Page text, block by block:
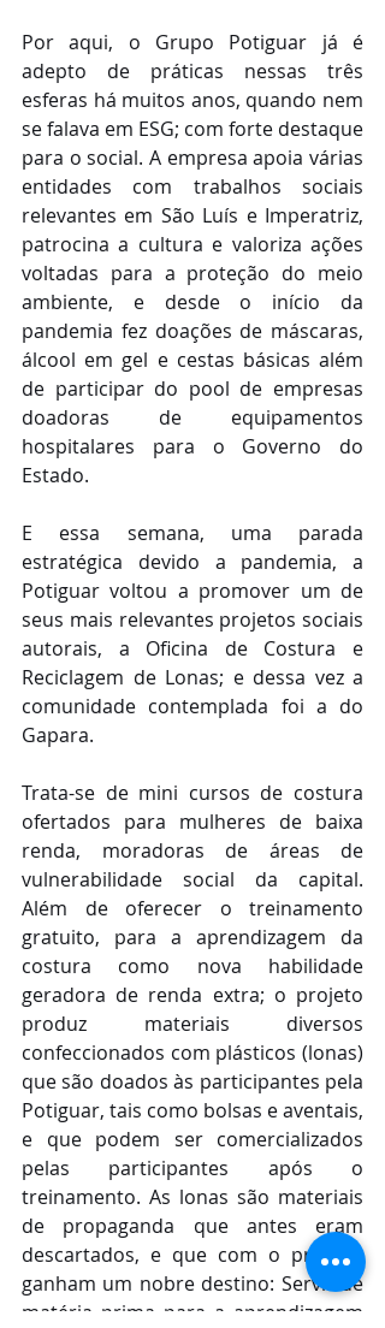
Por aqui, o Grupo Potiguar já é
adepto de práticas nessas três
esferas há muitos anos, quando nem
se falava em ESG; com forte destaque
para o social. A empresa apoia várias
entidades com trabalhos sociais
relevantes em São Luís e Imperatriz,
patrocina a cultura e valoriza ações
voltadas para a proteção do meio
ambiente, e desde o início da
pandemia fez doações de máscaras,
álcool em gel e cestas básicas além
de participar do pool de empresas
doadoras de equipamentos
hospitalares para o Governo do
Estado.
E essa semana, uma parada
estratégica devido a pandemia, a
Potiguar voltou a promover um de
seus mais relevantes projetos sociais
autorais, a Oficina de Costura e
Reciclagem de Lonas; e dessa vez a
comunidade contemplada foi a do
Gapara.
Trata-se de mini cursos de costura
ofertados para mulheres de baixa
renda, moradoras de áreas de
vulnerabilidade social da capital.
Além de oferecer o treinamento
gratuito, para a aprendizagem da
costura como nova habilidade
geradora de renda extra; o projeto
produz materiais diversos
confeccionados com plásticos (lonas)
que são doados às participantes pela
Potiguar, tais como bolsas e aventais,
e que podem ser comercializados
pelas participantes após o
treinamento. As lonas são materiais
de propaganda que antes eram
descartados, e que com o projeto,
ganham um nobre destino: Servir de
matéria prima para a aprendizagem